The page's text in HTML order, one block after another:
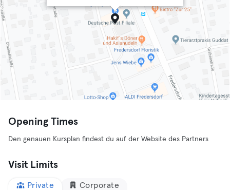
Opening Times
Den genauen Kursplan findest du auf der Website des Partners
Visit Limits
Private Corporate